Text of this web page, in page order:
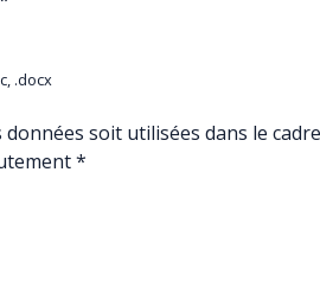
.docx
données soit utilisées dans le cadre
*